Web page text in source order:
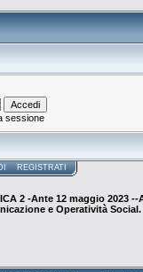
sessione
REGISTRATI
2 -Ante 12 maggio 2023 --
e Operatività